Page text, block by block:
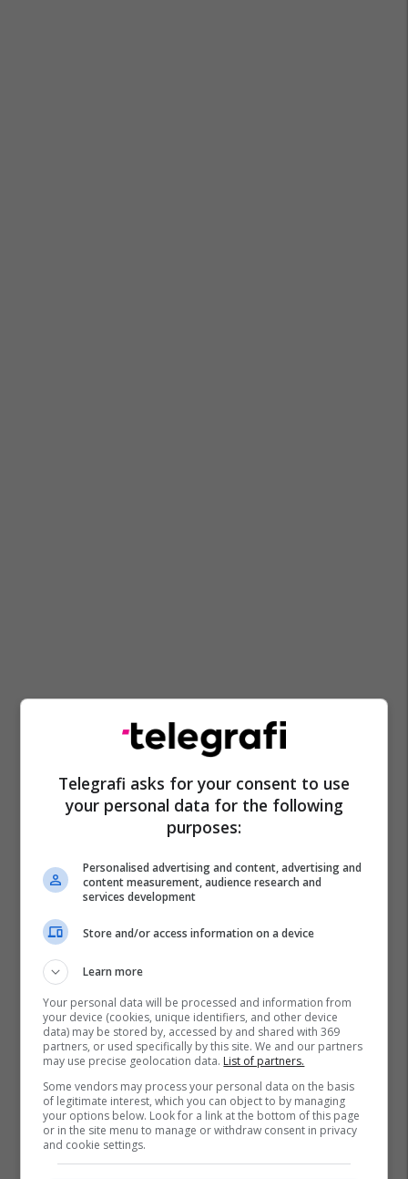
Asetet Mikrofinancat
Telegrafi asks for your consent to use
your personal data for the following
purposes:
Personalised advertising and content, advertising and
content measurement, audience research and
services development
Store and/or access information on a device
Learn more
Your personal data will be processed and information from
your device (cookies, unique identifiers, and other device
data) may be stored by, accessed by and shared with 369
partners, or used specifically by this site. We and our partners
may use precise geolocation data. List of partners.
Some vendors may process your personal data on the basis
of legitimate interest, which you can object to by managing
your options below. Look for a link at the bottom of this page
or in the site menu to manage or withdraw consent in privacy
and cookie settings.